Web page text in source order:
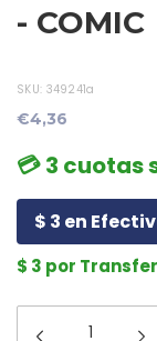
- COMIC
SKU: 349241a
€4,36
💳 3 cuotas
$ 3 en
$ 3 por